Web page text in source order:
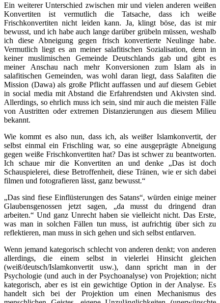
Ein weiterer Unterschied zwischen mir und vielen anderen weißen
Konvertiten ist vermutlich die Tatsache, dass ich weiße
Frischkonvertiten nicht leiden kann. Ja, klingt böse, das ist mir
bewusst, und ich habe auch lange darüber grübeln müssen, weshalb
ich diese Abneigung gegen frisch konvertierte Neulinge habe.
Vermutlich liegt es an meiner salafitischen Sozialisation, denn in
keiner muslimischen Gemeinde Deutschlands gab und gibt es
meiner Anschau nach mehr Konversionen zum Islam als in
salafitischen Gemeinden, was wohl daran liegt, dass Salafiten die
Mission (Dawa) als große Pflicht auffassen und auf diesem Gebiet
in social media mit Abstand die Erfahrendsten und Akivsten sind.
Allerdings, so ehrlich muss ich sein, sind mir auch die meisten Fälle
von Austritten oder extremen Distanzierungen aus diesem Milieu
bekannt.
Wie kommt es also nun, dass ich, als weißer Islamkonvertit, der
selbst einmal ein Frischling war, so eine ausgeprägte Abneigung
gegen weiße Frischkonvertiten hat? Das ist schwer zu beantworten.
Ich schaue mir die Konvertiten an und denke „Das ist doch
Schauspielerei, diese Betroffenheit, diese Tränen, wie er sich dabei
filmen und fotografieren lässt, ganz bewusst.“
„Das sind fiese Einflüsterungen des Satans“, würden einige meiner
Glaubensgenossen jetzt sagen, „da musst du dringend dran
arbeiten.“ Und ganz Unrecht haben sie vielleicht nicht. Das Erste,
was man in solchen Fällen tun muss, ist aufrichtig über sich zu
reflektieren, man muss in sich gehen und sich selbst entlarven.
Wenn jemand kategorisch schlecht von anderen denkt; von anderen
allerdings, die einem selbst in vielerlei Hinsicht gleichen
(weiß/deutsch/Islamkonvertit usw.), dann spricht man in der
Psychologie (und auch in der Psychoanalyse) von Projektion; nicht
kategorisch, aber es ist ein gewichtige Option in der Analyse. Es
handelt sich bei der Projektion um einen Mechanismus des